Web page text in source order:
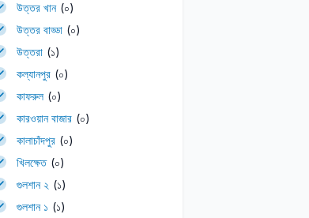
উত্তর খান (০)
উত্তর বাড্ডা (০)
উত্তরা (১)
কল্যানপুর (০)
কাফরুল (০)
কারওয়ান বাজার (০)
কালাচাঁদপুর (০)
খিলক্ষেত (০)
গুলশান ২ (১)
গুলশান ১ (১)